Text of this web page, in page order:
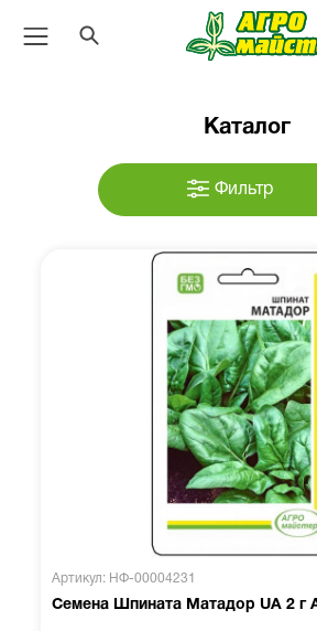
Каталог
Фильтр
Артикул: НФ-00004231
Семена Шпината Матадор UA 2 г